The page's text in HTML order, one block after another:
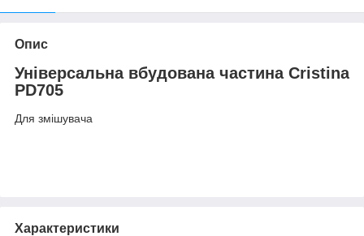
Опис
Універсальна вбудована частина Cristina
PD705
Для змішувача
Характеристики